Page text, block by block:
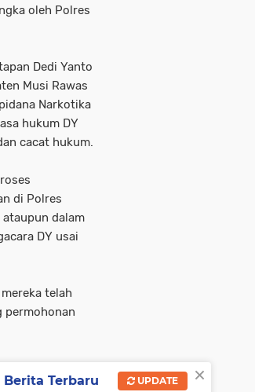
oleh Polres
Dedi Yanto
Musi Rawas
Narkotika
hukum DY
cacat hukum.
di Polres
dalam
DY usai
telah
permohonan
×
Berita Terbaru UPDATE